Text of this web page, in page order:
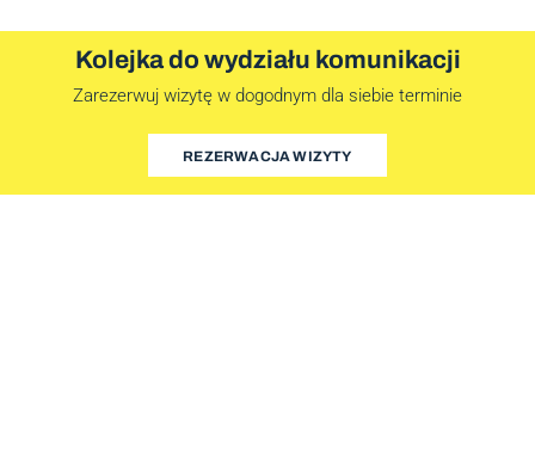
Kolejka do wydziału komunikacji
Zarezerwuj wizytę w dogodnym dla siebie terminie
REZERWACJA WIZYTY